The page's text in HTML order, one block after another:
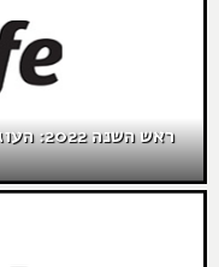
ראש השנה 2022: העוגות המצטיינות שאסור לכם לפספס